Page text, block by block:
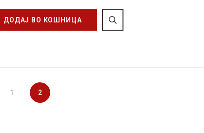
ДОДАЈ ВО КОШНИЦА
1 2